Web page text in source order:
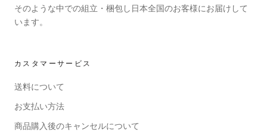
そのような中での組立・梱包し日本全国のお客様にお届けして
います。
カスタマーサービス
送料について
お支払い方法
商品購入後のキャンセルについて